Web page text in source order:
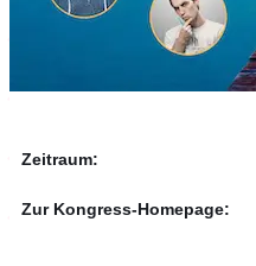
Zeitraum:
Zur Kongress-Homepage: